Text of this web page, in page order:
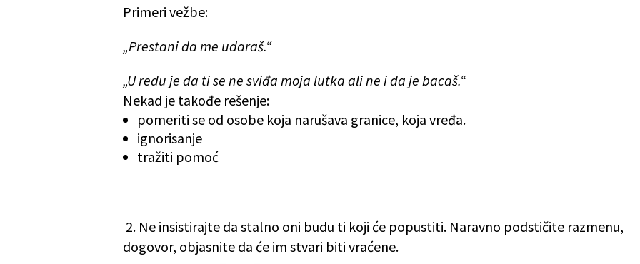
Primeri vežbe:
„Prestani da me udaraš.“
„U redu je da ti se ne sviđa moja lutka ali ne i da je bacaš.“
Nekad je takođe rešenje:
pomeriti se od osobe koja narušava granice, koja vređa.
ignorisanje
tražiti pomoć
2. Ne insistirajte da stalno oni budu ti koji će popustiti. Naravno podstičite razmenu,
dogovor, objasnite da će im stvari biti vraćene.